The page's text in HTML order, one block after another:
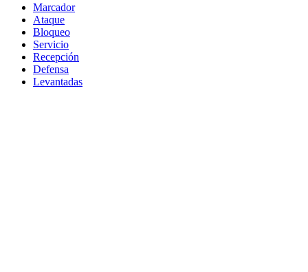
Marcador
Ataque
Bloqueo
Servicio
Recepción
Defensa
Levantadas